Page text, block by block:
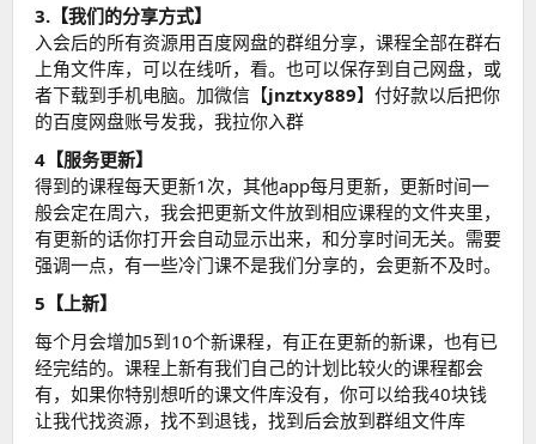
3.【我们的分享方式】
入会后的所有资源用百度网盘的群组分享，课程全部在群右
上角文件库，可以在线听，看。也可以保存到自己网盘，或
者下载到手机电脑。加微信【jnztxy889】付好款以后把你
的百度网盘账号发我，我拉你入群
4【服务更新】
得到的课程每天更新1次，其他app每月更新，更新时间一
般会定在周六，我会把更新文件放到相应课程的文件夹里，
有更新的话你打开会自动显示出来，和分享时间无关。需要
强调一点，有一些冷门课不是我们分享的，会更新不及时。
5【上新】
每个月会增加5到10个新课程，有正在更新的新课，也有已
经完结的。课程上新有我们自己的计划比较火的课程都会
有，如果你特别想听的课文件库没有，你可以给我40块钱
让我代找资源，找不到退钱，找到后会放到群组文件库